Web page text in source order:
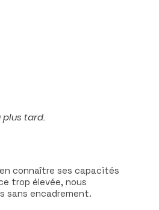
plus tard.
connaître ses capacités
trop élevée, nous
sans encadrement.